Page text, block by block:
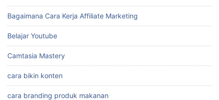
Bagaimana Cara Kerja Affiliate Marketing
Belajar Youtube
Camtasia Mastery
cara bikin konten
cara branding produk makanan